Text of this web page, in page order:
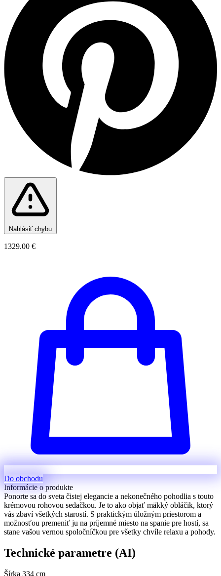
Nahlásiť chybu
1329.00 €
Do obchodu
Informácie o produkte
Ponorte sa do sveta čistej elegancie a nekonečného pohodlia s touto
krémovou rohovou sedačkou. Je to ako objať mäkký obláčik, ktorý
vás zbaví všetkých starostí. S praktickým úložným priestorom a
možnosťou premeniť ju na príjemné miesto na spanie pre hostí, sa
stane vašou vernou spoločníčkou pre všetky chvíle relaxu a pohody.
Technické parametre (AI)
Šírka 334 cm